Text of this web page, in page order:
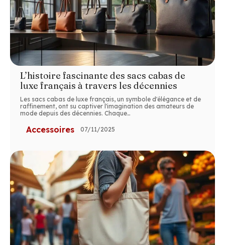
L’histoire fascinante des sacs cabas de
luxe français à travers les décennies
Les sacs cabas de luxe français, un symbole d'élégance et de
raffinement, ont su captiver l'imagination des amateurs de
mode depuis des décennies. Chaque…
Accessoires 07/11/2025